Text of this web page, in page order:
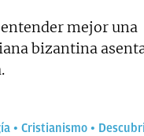
entender mejor una
bizantina
Cristianismo